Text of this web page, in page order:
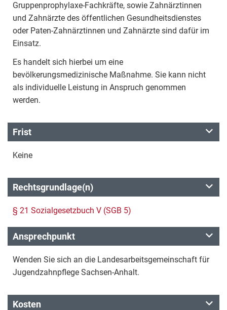
Gruppenprophylaxe-Fachkräfte, sowie Zahnärztinnen
und Zahnärzte des öffentlichen Gesundheitsdienstes
oder Paten-Zahnärztinnen und Zahnärzte sind dafür im
Einsatz.
Es handelt sich hierbei um eine
bevölkerungsmedizinische Maßnahme. Sie kann nicht
als individuelle Leistung in Anspruch genommen
werden.
Frist
Keine
Rechtsgrundlage(n)
§ 21 Sozialgesetzbuch V (SGB 5)
Ansprechpunkt
Wenden Sie sich an die Landesarbeitsgemeinschaft für
Jugendzahnpflege Sachsen-Anhalt.
Kosten